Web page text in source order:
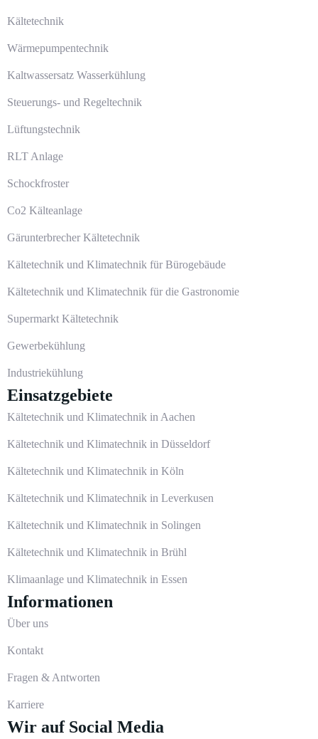
Kältetechnik
Wärmepumpentechnik
Kaltwassersatz Wasserkühlung
Steuerungs- und Regeltechnik
Lüftungstechnik
RLT Anlage
Schockfroster
Co2 Kälteanlage
Gärunterbrecher Kältetechnik
Kältetechnik und Klimatechnik für Bürogebäude
Kältetechnik und Klimatechnik für die Gastronomie
Supermarkt Kältetechnik
Gewerbekühlung
Industriekühlung
Einsatzgebiete
Kältetechnik und Klimatechnik in Aachen
Kältetechnik und Klimatechnik in Düsseldorf
Kältetechnik und Klimatechnik in Köln
Kältetechnik und Klimatechnik in Leverkusen
Kältetechnik und Klimatechnik in Solingen
Kältetechnik und Klimatechnik in Brühl
Klimaanlage und Klimatechnik in Essen
Informationen
Über uns
Kontakt
Fragen & Antworten
Karriere
Wir auf Social Media